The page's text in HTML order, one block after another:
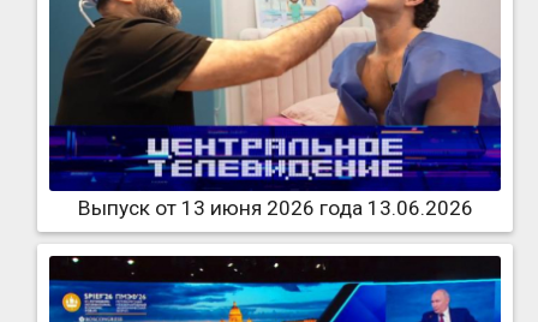
Выпуск от 13 июня 2026 года 13.06.2026